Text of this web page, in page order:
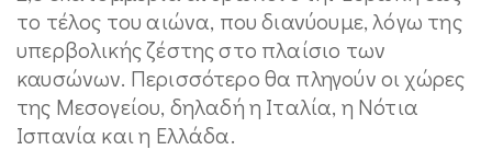
το τέλος του αιώνα, που διανύουμε, λόγω της
υπερβολικής ζέστης στο πλαίσιο των
καυσώνων. Περισσότερο θα πληγούν οι χώρες
της Μεσογείου, δηλαδή η Ιταλία, η Νότια
Ισπανία και η Ελλάδα.